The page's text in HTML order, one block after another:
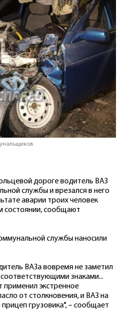
дороге водитель ВАЗ
службы и врезался в него
аварии троих человек
состоянии, сообщают
службы наносили
ВАЗа вовремя не заметил
знаками...
применил экстренное
от столкновения, и ВАЗ на
грузовика", – сообщает